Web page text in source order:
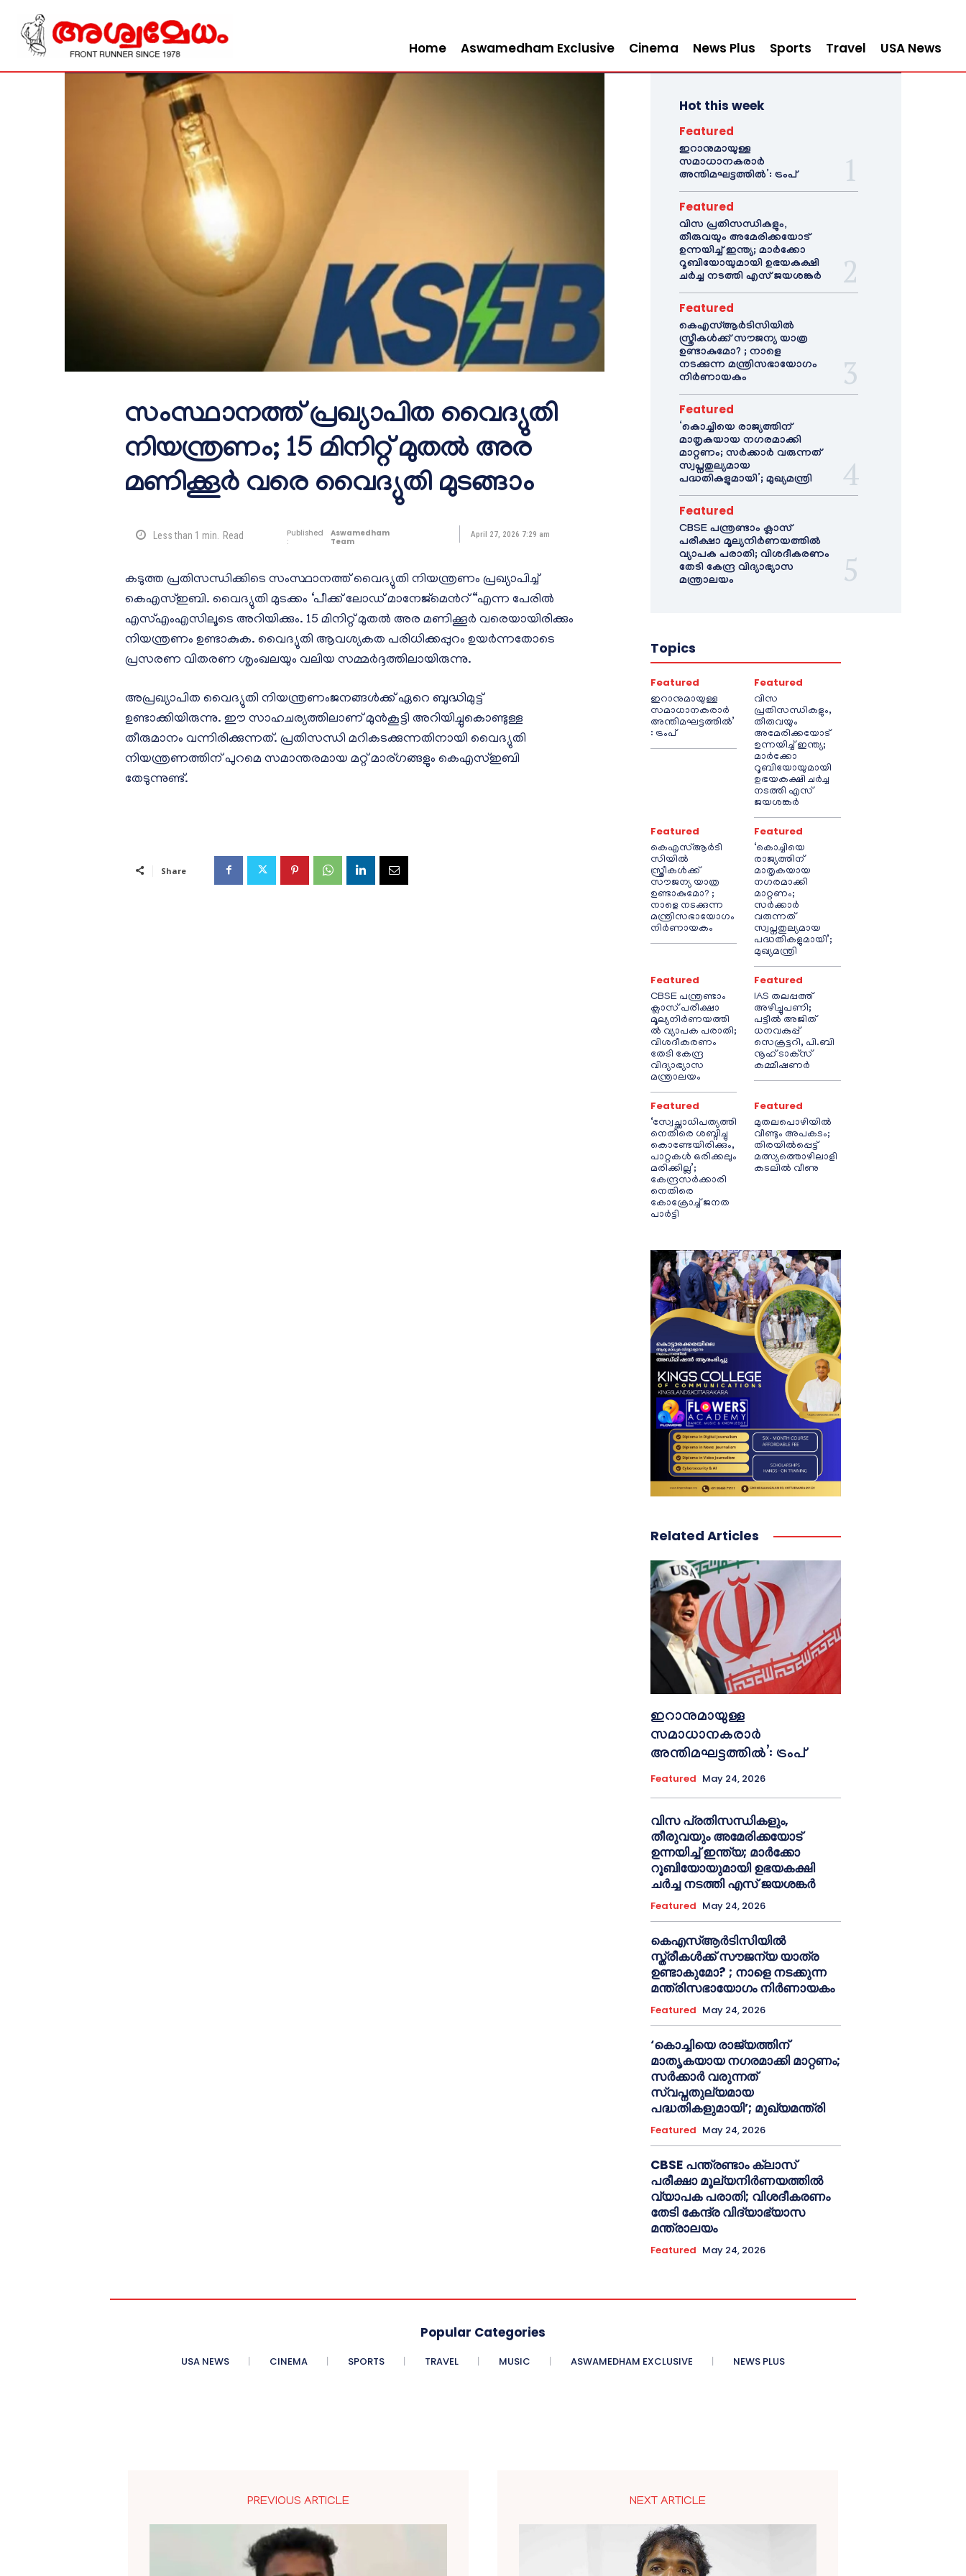
Home Aswamedham Exclusive Cinema News Plus Sports Travel USA News
സംസ്ഥാനത്ത് പ്രഖ്യാപിത വൈദ്യുതി
നിയന്ത്രണം; 15 മിനിറ്റ് മുതൽ അര
മണിക്കൂർ വരെ വൈദ്യുതി മുടങ്ങാം
Less than 1 min. Read
Published
:
Aswamedham
Team
April 27, 2026 7:29 am
കടുത്ത പ്രതിസന്ധിക്കിടെ സംസ്ഥാനത്ത് വൈദ്യുതി നിയന്ത്രണം പ്രഖ്യാപിച്ച്
കെഎസ്ഇബി. വൈദ്യുതി മുടക്കം ‘പീക്ക് ലോഡ് മാനേജ്മെന്‍റ് “എന്ന പേരില്‍
എസ്എംഎസിലൂടെ അറിയിക്കും. 15 മിനിറ്റ് മുതൽ അര മണിക്കൂർ വരെയായിരിക്കും
നിയന്ത്രണം ഉണ്ടാകുക. വൈദ്യുതി ആവശ്യകത പരിധിക്കപ്പുറം ഉയർന്നതോടെ
പ്രസരണ വിതരണ ശൃംഖലയും വലിയ സമ്മർദ്ദത്തിലായിരുന്നു.
അപ്രഖ്യാപിത വൈദ്യുതി നിയന്ത്രണംജനങ്ങൾക്ക് ഏറെ ബുദ്ധിമുട്ട്
ഉണ്ടാക്കിയിരുന്നു. ഈ സാഹചര്യത്തിലാണ് മുൻകൂട്ടി അറിയിച്ചുകൊണ്ടുള്ള
തീരുമാനം വന്നിരിക്കുന്നത്. പ്രതിസന്ധി മറികടക്കുന്നതിനായി വൈദ്യുതി
നിയന്ത്രണത്തിന് പുറമെ സമാന്തരമായ മറ്റ് മാര്ഗങ്ങളും കെഎസ്ഇബി
തേടുന്നുണ്ട്.
Share
Hot this week
Featured
ഇറാനുമായുള്ള
സമാധാനകരാർ
അന്തിമഘട്ടത്തിൽ‌’: ട്രംപ്
Featured
വിസ പ്രതിസന്ധികളും,
തീരുവയും അമേരിക്കയോട്
ഉന്നയിച്ച് ഇന്ത്യ; മാർക്കോ
റൂബിയോയുമായി ഉഭയകക്ഷി
ചർച്ച നടത്തി എസ് ജയശങ്കർ
Featured
കെഎസ്ആർടിസിയിൽ
സ്ത്രീകൾക്ക് സൗജന്യ യാത്ര
ഉണ്ടാകുമോ? ; നാളെ
നടക്കുന്ന മന്ത്രിസഭായോഗം
നിർണായകം
Featured
‘കൊച്ചിയെ രാജ്യത്തിന്
മാതൃകയായ നഗരമാക്കി
മാറ്റണം; സർക്കാർ വരുന്നത്
സ്വപ്നതുല്യമായ
പദ്ധതികളുമായി’; മുഖ്യമന്ത്രി
Featured
CBSE പന്ത്രണ്ടാം ക്ലാസ്
പരീക്ഷാ മൂല്യനിർണയത്തിൽ
വ്യാപക പരാതി; വിശദീകരണം
തേടി കേന്ദ്ര വിദ്യാഭ്യാസ
മന്ത്രാലയം
Topics
Featured
ഇറാനുമായുള്ള
സമാധാനകരാർ
അന്തിമഘട്ടത്തിൽ‌’
: ട്രംപ്
Featured
വിസ
പ്രതിസന്ധികളും,
തീരുവയും
അമേരിക്കയോട്
ഉന്നയിച്ച് ഇന്ത്യ;
മാർക്കോ
റൂബിയോയുമായി
ഉഭയകക്ഷി ചർച്ച
നടത്തി എസ്
ജയശങ്കർ
Featured
കെഎസ്ആർടി
സിയിൽ
സ്ത്രീകൾക്ക്
സൗജന്യ യാത്ര
ഉണ്ടാകുമോ? ;
നാളെ നടക്കുന്ന
മന്ത്രിസഭായോഗം
നിർണായകം
Featured
‘കൊച്ചിയെ
രാജ്യത്തിന്
മാതൃകയായ
നഗരമാക്കി
മാറ്റണം;
സർക്കാർ
വരുന്നത്
സ്വപ്നതുല്യമായ
പദ്ധതികളുമായി’;
മുഖ്യമന്ത്രി
Featured
CBSE പന്ത്രണ്ടാം
ക്ലാസ് പരീക്ഷാ
മൂല്യനിർണയത്തി
ൽ വ്യാപക പരാതി;
വിശദീകരണം
തേടി കേന്ദ്ര
വിദ്യാഭ്യാസ
മന്ത്രാലയം
Featured
IAS തലപ്പത്ത്
അഴിച്ചുപണി;
പട്ടീല്‍ അജിത്
ധനവകുപ്പ്
സെക്രട്ടറി, പി.ബി
നൂഹ് ടാക്‌സ്
കമ്മീഷണര്‍
Featured
‘സ്വേച്ഛാധിപത്യത്തി
നെതിരെ ശബ്ദിച്ചു
കൊണ്ടേയിരിക്കും,
പാറ്റകൾ ഒരിക്കലും
മരിക്കില്ല’;
കേന്ദ്രസർക്കാരി
നെതിരെ
കോക്രോച്ച് ജനത
പാർട്ടി
Featured
മുതലപൊഴിയിൽ
വീണ്ടും അപകടം;
തിരയിൽപ്പെട്ട്
മത്സ്യത്തൊഴിലാളി
കടലിൽ വീണു
Related Articles
ഇറാനുമായുള്ള
സമാധാനകരാർ
അന്തിമഘട്ടത്തിൽ‌’: ട്രംപ്
Featured May 24, 2026
വിസ പ്രതിസന്ധികളും,
തീരുവയും അമേരിക്കയോട്
ഉന്നയിച്ച് ഇന്ത്യ; മാർക്കോ
റൂബിയോയുമായി ഉഭയകക്ഷി
ചർച്ച നടത്തി എസ് ജയശങ്കർ
Featured May 24, 2026
കെഎസ്ആർടിസിയിൽ
സ്ത്രീകൾക്ക് സൗജന്യ യാത്ര
ഉണ്ടാകുമോ? ; നാളെ നടക്കുന്ന
മന്ത്രിസഭായോഗം നിർണായകം
Featured May 24, 2026
‘കൊച്ചിയെ രാജ്യത്തിന്
മാതൃകയായ നഗരമാക്കി മാറ്റണം;
സർക്കാർ വരുന്നത്
സ്വപ്നതുല്യമായ
പദ്ധതികളുമായി’; മുഖ്യമന്ത്രി
Featured May 24, 2026
CBSE പന്ത്രണ്ടാം ക്ലാസ്
പരീക്ഷാ മൂല്യനിർണയത്തിൽ
വ്യാപക പരാതി; വിശദീകരണം
തേടി കേന്ദ്ര വിദ്യാഭ്യാസ
മന്ത്രാലയം
Featured May 24, 2026
Popular Categories
USA NEWS CINEMA SPORTS TRAVEL MUSIC ASWAMEDHAM EXCLUSIVE NEWS PLUS
PREVIOUS ARTICLE NEXT ARTICLE